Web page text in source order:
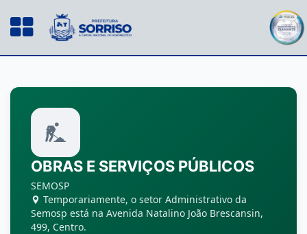
OBRAS E SERVIÇOS PÚBLICOS
SEMOSP
Temporariamente, o setor Administrativo da
Semosp está na Avenida Natalino João Brescansin,
499, Centro.